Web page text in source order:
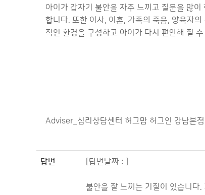
아이가 갑자기 불안을 자주 느끼고 질문을 많
합니다. 또한 이사, 이혼, 가족의 죽음, 양육자
적인 환경을 구성하고 아이가 다시 편안해 질
Adviser_심리상담센터 허그맘 허그인 강남본
답변 [답변날짜 : ]
불안을 잘 느끼는 기질이 있습니다